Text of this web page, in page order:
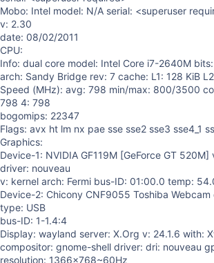
Mobo: Intel model: N/A serial: <superuser
v: 2.30
date: 08/02/2011
CPU:
Info: dual core model: Intel Core i7-2640M
arch: Sandy Bridge rev: 7 cache: L1: 128 KiB
Speed (MHz): avg: 798 min/max: 800/3500
798 4: 798
bogomips: 22347
Flags: avx ht lm nx pae sse sse2 sse3 sse4_1
Graphics:
Device-1: NVIDIA GF119M [GeForce GT 520M]
driver: nouveau
v: kernel arch: Fermi bus-ID: 01:00.0 temp:
Device-2: Chicony CNF9055 Toshiba
type: USB
bus-ID: 1-1.4:4
Display: wayland server: X.Org v: 24.1.6 with:
compositor: gnome-shell driver: dri: nouveau
resolution: 1366x768~60Hz